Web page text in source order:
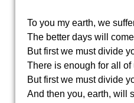
To you my earth, we
The better days will
But first we must divide
There is enough for all of
But first we must divide
And then you, earth, will